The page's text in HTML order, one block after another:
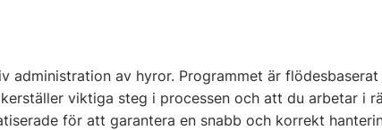
av hyror. Programmet är flödesbaserat
viktiga steg i processen och att du arbetar i
för att garantera en snabb och korrekt